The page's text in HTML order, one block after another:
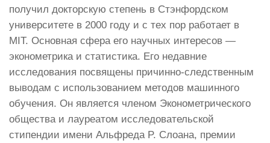
получил докторскую степень в Стэнфордском
университете в 2000 году и с тех пор работает в
MIT. Основная сфера его научных интересов —
эконометрика и статистика. Его недавние
исследования посвящены причинно-следственным
выводам с использованием методов машинного
обучения. Он является членом Эконометрического
общества и лауреатом исследовательской
стипендии имени Альфреда P. Слоана, премии